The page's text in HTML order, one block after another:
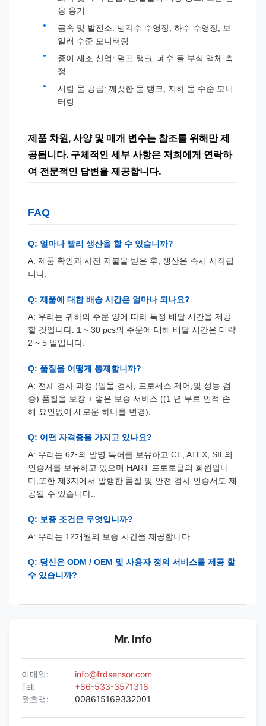
응 용기
금속 및 발전소: 냉각수 수영장, 하수 수영장, 보
일러 수준 모니터링
종이 제조 산업: 펄프 탱크, 폐수 풀 부식 액체 측
정
시립 물 공급: 깨끗한 물 탱크, 지하 물 수준 모니
터링
제품 차원, 사양 및 매개 변수는 참조를 위해만 제
공됩니다. 구체적인 세부 사항은 저희에게 연락하
여 전문적인 답변을 제공합니다.
FAQ
Q: 얼마나 빨리 생산을 할 수 있습니까?
A: 제품 확인과 사전 지불을 받은 후, 생산은 즉시 시작됩
니다.
Q: 제품에 대한 배송 시간은 얼마나 되나요?
A: 우리는 귀하의 주문 양에 따라 특정 배달 시간을 제공
할 것입니다. 1 ~ 30 pcs의 주문에 대해 배달 시간은 대략
2 ~ 5 일입니다.
Q: 품질을 어떻게 통제합니까?
A: 전체 검사 과정 (입물 검사, 프로세스 제어,및 성능 검
증) 품질을 보장 + 좋은 보증 서비스 ((1 년 무료 인적 손
해 요인없이 새로운 하나를 변경).
Q: 어떤 자격증을 가지고 있나요?
A: 우리는 6개의 발명 특허를 보유하고 CE, ATEX, SIL의
인증서를 보유하고 있으며 HART 프로토콜의 회원입니
다.또한 제3자에서 발행한 품질 및 안전 검사 인증서도 제
공될 수 있습니다..
Q: 보증 조건은 무엇입니까?
A: 우리는 12개월의 보증 시간을 제공합니다.
Q: 당신은 ODM / OEM 및 사용자 정의 서비스를 제공 할
수 있습니까?
Mr. Info
이메일:
info@frdsensor.com
Tel:
+86-533-3571318
왓츠앱:
008615169332001